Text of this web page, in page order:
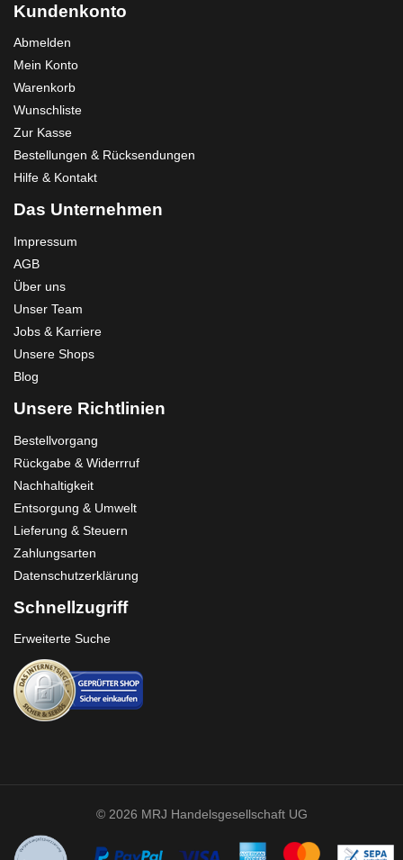
Kundenkonto
Abmelden
Mein Konto
Warenkorb
Wunschliste
Zur Kasse
Bestellungen & Rücksendungen
Hilfe & Kontakt
Das Unternehmen
Impressum
AGB
Über uns
Unser Team
Jobs & Karriere
Unsere Shops
Blog
Unsere Richtlinien
Bestellvorgang
Rückgabe & Widerrruf
Nachhaltigkeit
Entsorgung & Umwelt
Lieferung & Steuern
Zahlungsarten
Datenschutzerklärung
Schnellzugriff
Erweiterte Suche
© 2026 MRJ Handelsgesellschaft UG